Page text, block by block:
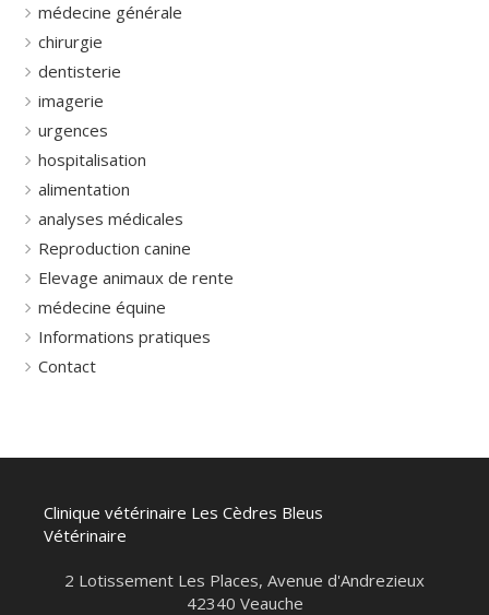
médecine générale
chirurgie
dentisterie
imagerie
urgences
hospitalisation
alimentation
analyses médicales
Reproduction canine
Elevage animaux de rente
médecine équine
Informations pratiques
Contact
Clinique vétérinaire Les Cèdres Bleus
Vétérinaire
2 Lotissement Les Places, Avenue d'Andrezieux
42340 Veauche